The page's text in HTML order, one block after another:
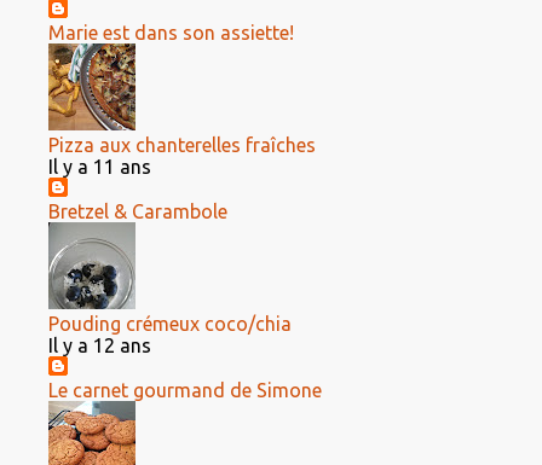
Marie est dans son assiette!
Pizza aux chanterelles fraîches
Il y a 11 ans
Bretzel & Carambole
Pouding crémeux coco/chia
Il y a 12 ans
Le carnet gourmand de Simone